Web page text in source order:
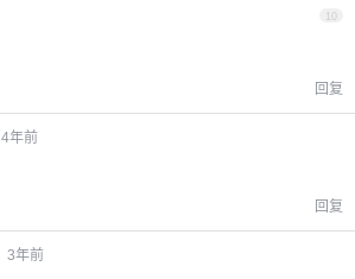
10
回复
4年前
回复
3年前